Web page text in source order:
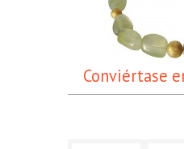
Conviértase